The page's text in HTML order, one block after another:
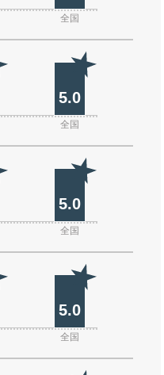
全国
5.0
全国
5.0
全国
5.0
全国